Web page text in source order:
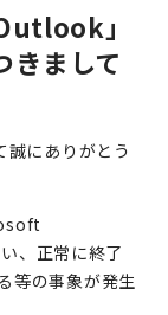
」
きまして
誠にありがとう
、正常に終了
等の事象が発生